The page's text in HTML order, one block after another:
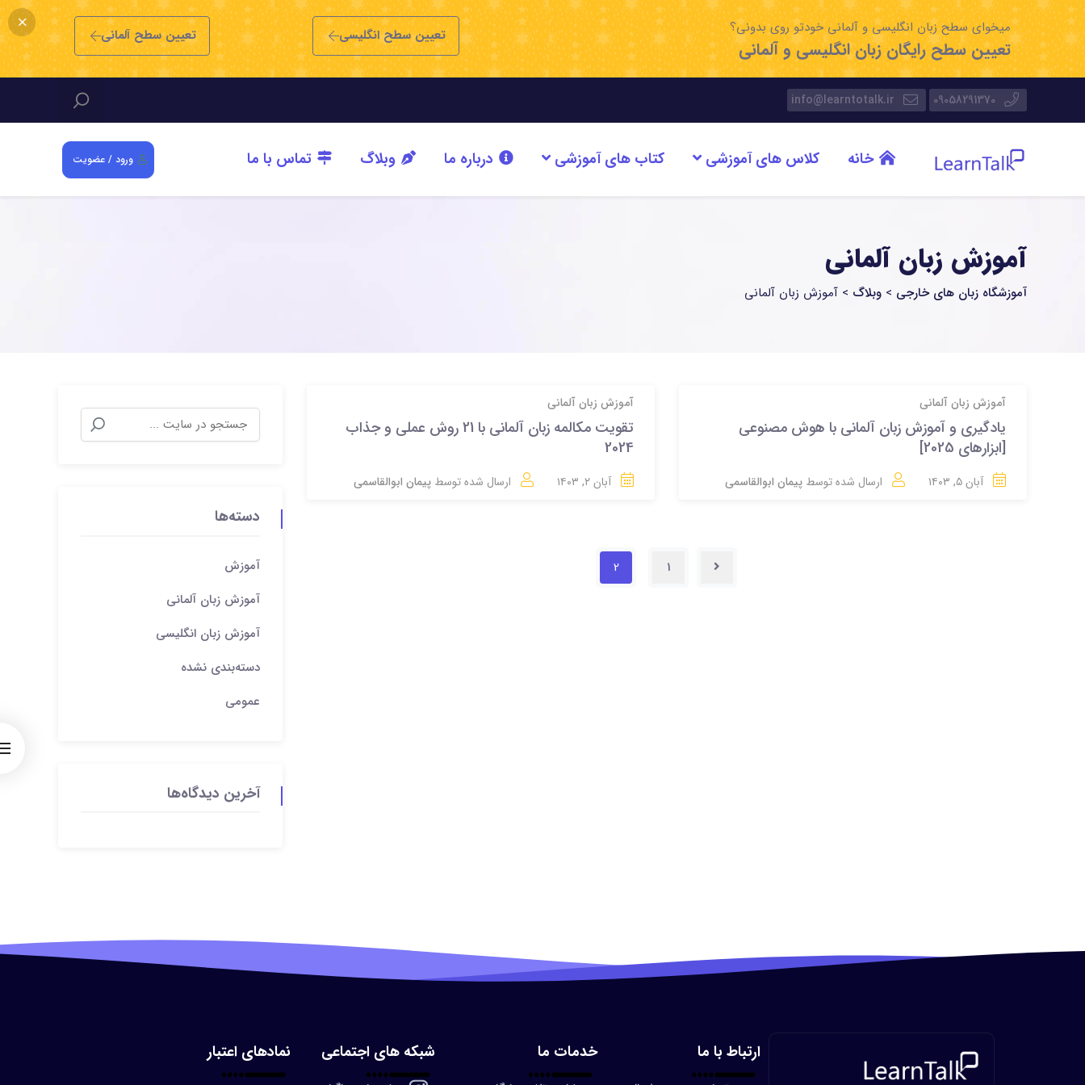
میخوای سطح زبان انگلیسی و آلمانی خودتو روی بدونی؟
تعیین سطح رایگان زبان انگلیسی و آلمانی
تعیین سطح انگلیسی تعیین سطح آلمانی
09058291370
info@learntotalk.ir
خانه کلاس های آموزشی کتاب های آموزشی درباره ما وبلاگ تماس با ما ورود / عضویت
آموزش زبان آلمانی
آموزشگاه زبان های خارجی > وبلاگ > آموزش زبان آلمانی
آموزش زبان آلمانی
یادگیری و آموزش زبان آلمانی با هوش مصنوعی
[ابزارهای 2025]
آبان ۵, ۱۴۰۳ ارسال شده توسط پیمان ابوالقاسمی
آموزش زبان آلمانی
تقویت مکالمه زبان آلمانی با 21 روش عملی و جذاب
2024
آبان ۲, ۱۴۰۳ ارسال شده توسط پیمان ابوالقاسمی
1
2
دسته‌ها
آموزش
آموزش زبان آلمانی
آموزش زبان انگلیسی
دسته‌بندی نشده
عمومی
آخرین دیدگاه‌ها
ارتباط با ما خدمات ما شبکه های اجتماعی نمادهای اعتبار